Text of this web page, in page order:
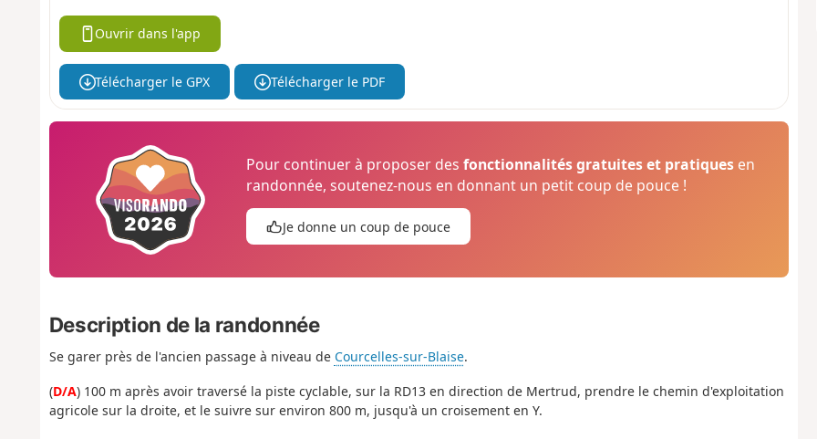
Ouvrir dans l'app
Télécharger le GPX Télécharger le PDF
Pour continuer à proposer desfonctionnalités gratuites et pratiques en
randonnée, soutenez-nous en donnant un petit coup de pouce !
Je donne un coup de pouce
Description de la randonnée
Se garer près de l'ancien passage à niveau de Courcelles-sur-Blaise.
(D/A) 100 m après avoir traversé la piste cyclable, sur la RD13 en direction de Mertrud, prendre le chemin d'exploitation
agricole sur la droite, et le suivre sur environ 800 m, jusqu'à un croisement en Y.